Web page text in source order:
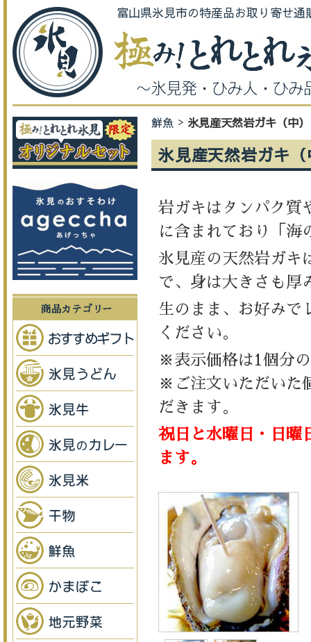
富山県氷見市の特産品お取り寄せ通
鮮魚 氷見産天然岩ガキ（中
氷見産天然岩ガキ
岩ガキはタンパク質
に含まれており「海
氷見産の天然岩ガキ
で、身は大きさも厚
生のまま、お好みで
ください。
※表示価格は1個分
※ご注文いただいた
だきます。
祝日と水曜日・日曜
ます。
商品カテゴリー